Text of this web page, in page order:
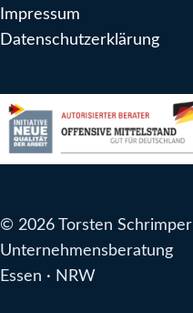
Impressum
Datenschutzerklärung
© 2026 Torsten Schrimper
Unternehmensberatung
Essen · NRW